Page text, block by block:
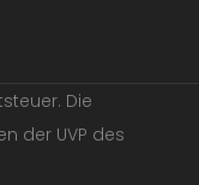
Die
der UVP des